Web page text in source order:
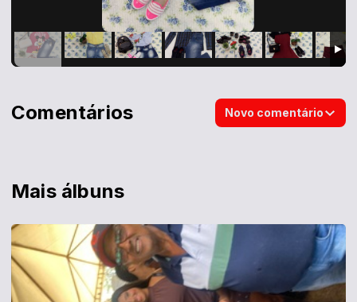
Mais álbuns
Comentários Novo comentário